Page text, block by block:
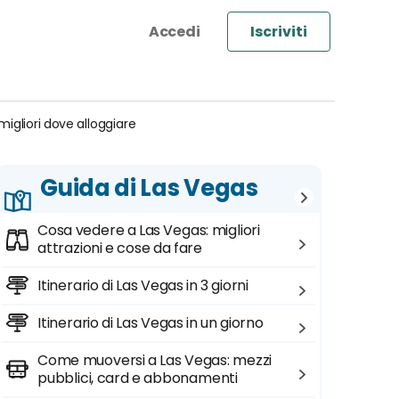
Iscriviti
dove alloggiare
Guida di Las Vegas
Cosa vedere a Las Vegas: migliori
attrazioni e cose da fare
Itinerario di Las Vegas in 3 giorni
Itinerario di Las Vegas in un giorno
Come muoversi a Las Vegas: mezzi
pubblici, card e abbonamenti